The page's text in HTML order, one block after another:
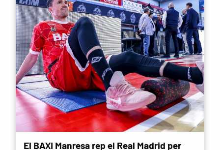
El BAXI Manresa rep el Real Madrid per